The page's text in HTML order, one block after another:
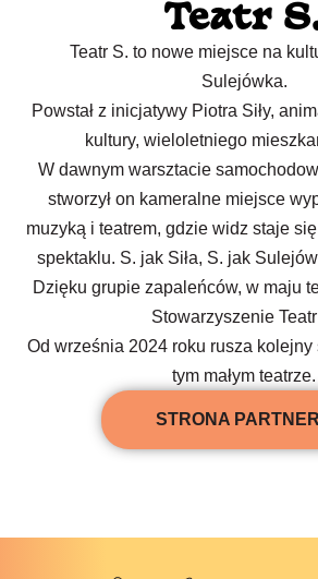
Teatr
Teatr S. to nowe miejsce na
Sulejówka.
Powstał z inicjatywy Piotra Siły,
kultury, wieloletniego
W dawnym warsztacie
stworzył on kameralne miejsce
muzyką i teatrem, gdzie widz staje
spektaklu. S. jak Siła, S. jak
Dzięku grupie zapaleńców, w maju
Stowarzyszenie
Od września 2024 roku rusza
tym małym teatrze.
STRONA